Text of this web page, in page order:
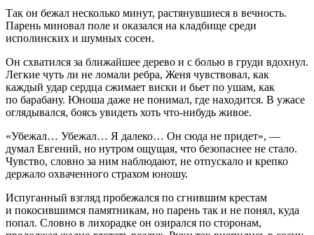
Так он бежал несколько минут, растянувшиеся в вечность.
Парень миновал поле и оказался на кладбище среди
исполинских и шумных сосен.
Он схватился за ближайшее дерево и с болью в груди вдохнул.
Легкие чуть ли не ломали ребра, Женя чувствовал, как
каждый удар сердца сжимает виски и бьет по ушам, как
по барабану. Юноша даже не понимал, где находится. В ужасе
оглядывался, боясь увидеть хоть что-нибудь живое.
«Убежал… Убежал… Я далеко… Он сюда не придет», —
думал Евгений, но нутром ощущая, что безопаснее не стало.
Чувство, словно за ним наблюдают, не отпускало и крепко
держало охваченного страхом юношу.
Испуганный взгляд пробежался по сгнившим крестам
и покосившимся памятникам, но парень так и не понял, куда
попал. Словно в лихорадке он озирался по сторонам,